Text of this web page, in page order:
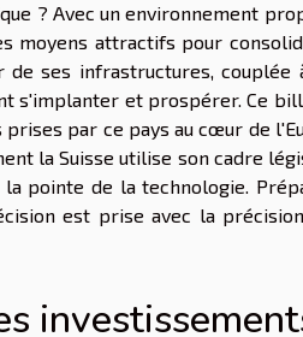
? Avec un environnement
moyens attractifs pour
ses infrastructures, couplée
s'implanter et prospérer. Ce
par ce pays au cœur de
la Suisse utilise son cadre
pointe de la technologie.
est prise avec la